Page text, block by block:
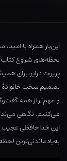
این‌بار همراه با امید،
لحظه‌های شروع کتاب
پریوت درایو برای
تصمیم سخت خانوادهٔ
و مهم‌تر از همه
می‌کنیم. نگاهی
این خداحافظی عجیب
به‌یادماندنی‌ترین